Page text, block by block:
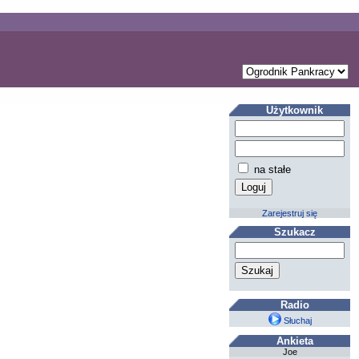
Użytkownik
na stałe
Zarejestruj się
Szukacz
Radio
Słuchaj
Ankieta
Joe